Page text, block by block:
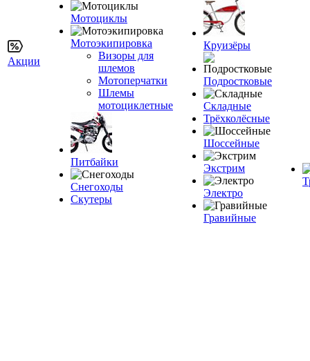
Акции
Мотоциклы
Мотоэкипировка
Визоры для
шлемов
Мотоперчатки
Шлемы
мотоциклетные
Питбайки
Снегоходы
Скутеры
Круизёры
Подростковые
Складные
Трёхколёсные
Шоссейные
Экстрим
Электро
Гравийные